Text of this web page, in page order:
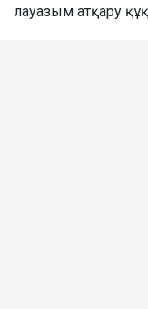
лауазым атқару